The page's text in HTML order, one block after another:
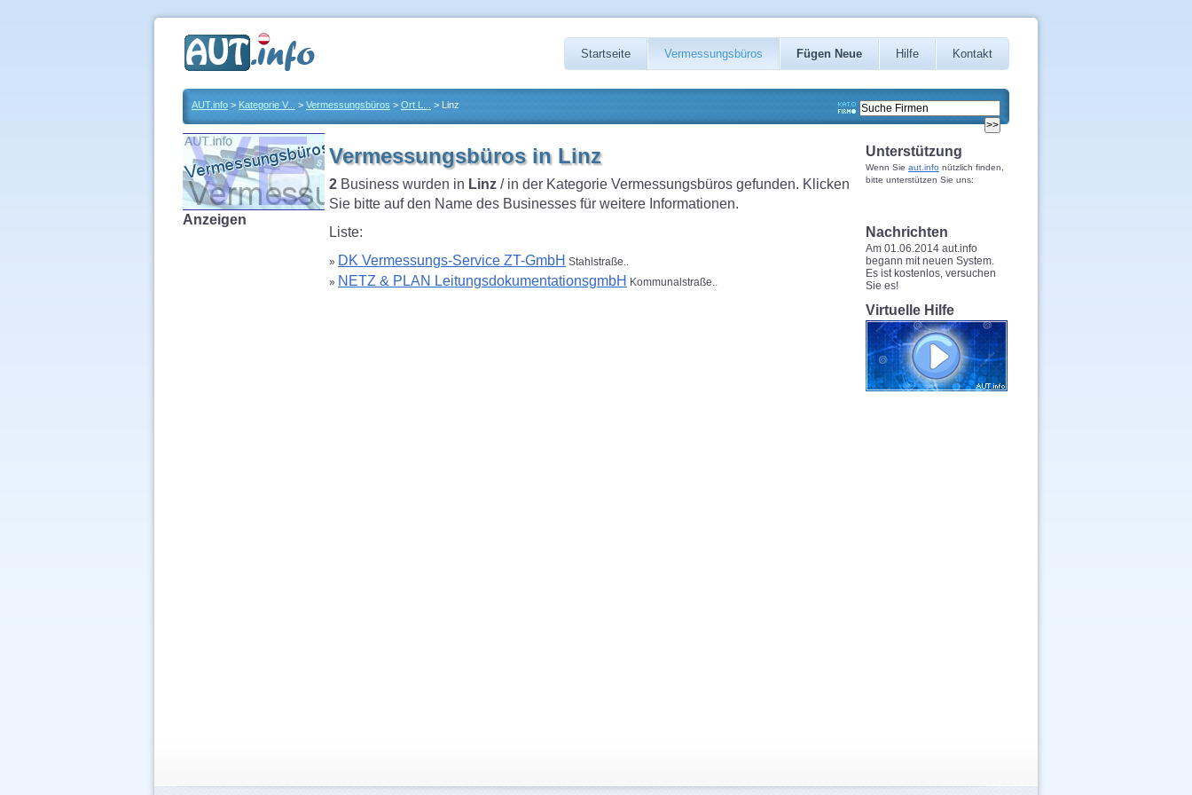
Startseite Vermessungsbüros Fügen Neue Hilfe Kontakt
AUT.info > Kategorie V... > Vermessungsbüros > Ort L... > Linz
Anzeigen
Vermessungsbüros in Linz
2 Business wurden in Linz / in der Kategorie Vermessungsbüros gefunden. Klicken
Sie bitte auf den Name des Businesses für weitere Informationen.
Liste:
» DK Vermessungs-Service ZT-GmbH Stahlstraße..
» NETZ & PLAN LeitungsdokumentationsgmbH Kommunalstraße..
Unterstützung
Wenn Sie aut.info nützlich finden,
bitte unterstützen Sie uns:
Nachrichten
Am 01.06.2014 aut.info
begann mit neuen System.
Es ist kostenlos, versuchen
Sie es!
Virtuelle Hilfe